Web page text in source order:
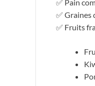
✅ Pain
✅ Graines
✅ Fruits